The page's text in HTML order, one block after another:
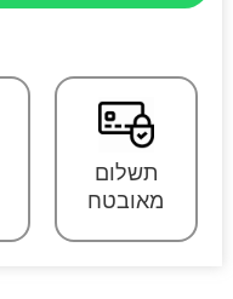
תשלום
מאובטח